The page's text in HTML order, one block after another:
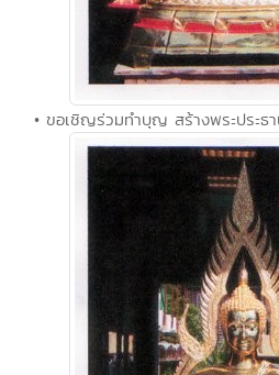
• ขอเชิญร่วมทำบุญ สร้างพระประธ